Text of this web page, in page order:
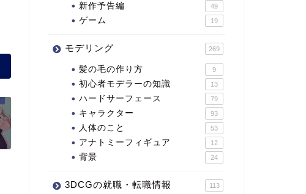
新作予告編 49
ゲーム 19
モデリング 269
髪の毛の作り方 9
初心者モデラーの知識 13
ハードサーフェース 79
キャラクター 93
人体のこと 53
アナトミーフィギュア 12
背景 24
3DCGの就職・転職情報 113